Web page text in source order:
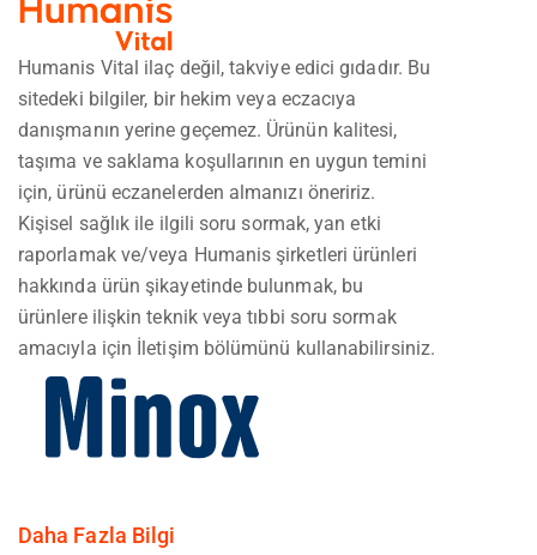
Humanis Vital ilaç değil, takviye edici gıdadır. Bu
sitedeki bilgiler, bir hekim veya eczacıya
danışmanın yerine geçemez. Ürünün kalitesi,
taşıma ve saklama koşullarının en uygun temini
için, ürünü eczanelerden almanızı öneririz.
Kişisel sağlık ile ilgili soru sormak, yan etki
raporlamak ve/veya Humanis şirketleri ürünleri
hakkında ürün şikayetinde bulunmak, bu
ürünlere ilişkin teknik veya tıbbi soru sormak
amacıyla için İletişim bölümünü kullanabilirsiniz.
Daha Fazla Bilgi